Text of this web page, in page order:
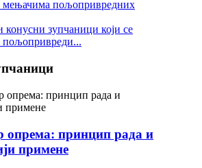
зупчаници који се
пољопривреди...
опрема: принцип рада и
примене